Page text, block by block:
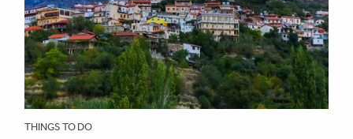
THINGS TO DO